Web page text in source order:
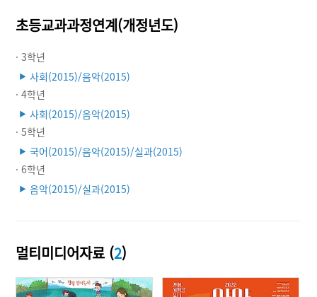
초등교과과정연계(개정년도)
· 3학년
▶ 사회(2015)/음악(2015)
· 4학년
▶ 사회(2015)/음악(2015)
· 5학년
▶ 국어(2015)/음악(2015)/실과(2015)
· 6학년
▶ 음악(2015)/실과(2015)
멀티미디어자료 (2)